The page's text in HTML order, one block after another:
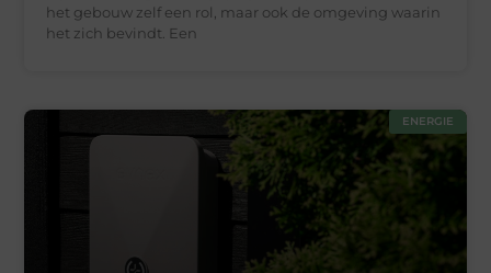
het gebouw zelf een rol, maar ook de omgeving waarin
het zich bevindt. Een
ENERGIE